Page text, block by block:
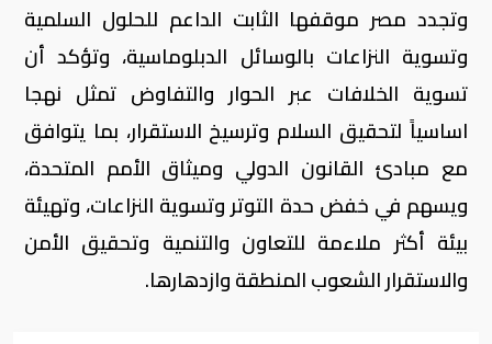
وتجدد مصر موقفها الثابت الداعم للحلول السلمية
وتسوية النزاعات بالوسائل الدبلوماسية، وتؤكد أن
تسوية الخلافات عبر الحوار والتفاوض تمثل نهجا
اساسياً لتحقيق السلام وترسيخ الاستقرار، بما يتوافق
مع مبادئ القانون الدولي وميثاق الأمم المتحدة،
ويسهم في خفض حدة التوتر وتسوية النزاعات، وتهيئة
بيئة أكثر ملاءمة للتعاون والتنمية وتحقيق الأمن
والاستقرار الشعوب المنطقة وازدهارها.